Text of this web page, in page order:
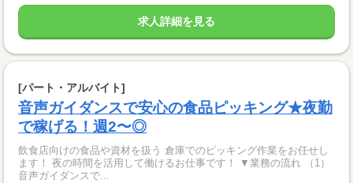
求人詳細を見る
[パート・アルバイト]
音声ガイダンスで安心の食品ピッキング★夜勤
で稼げる！週2〜◎
飲食店向けの食品や資材を扱う 倉庫でのピッキング作業をお任せし
ます！ 夜の時間を活用して働けるお仕事です！ ▼業務の流れ （1）
音声ガイダンスで...